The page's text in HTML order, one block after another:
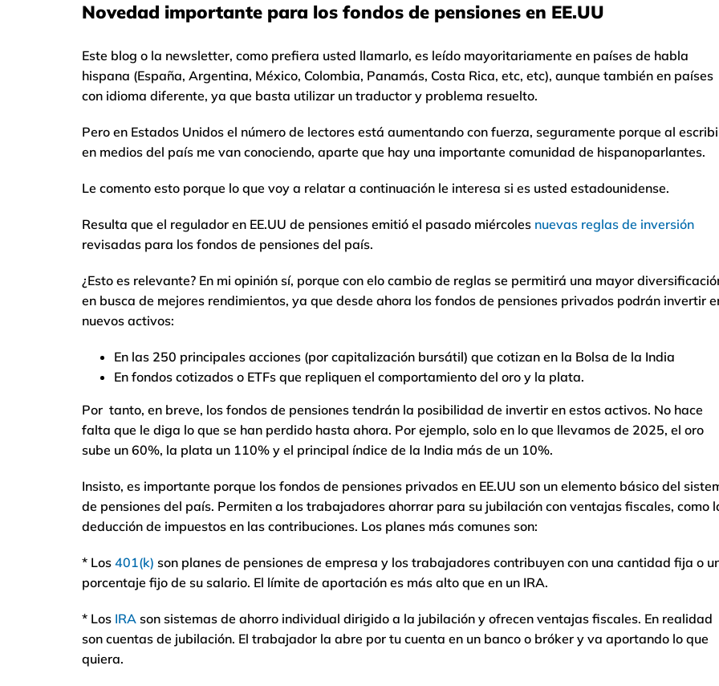
Novedad importante para los fondos de pensiones en EE.UU
Este blog o la newsletter, como prefiera usted llamarlo, es leído mayoritariamente en países de habla
hispana (España, Argentina, México, Colombia, Panamás, Costa Rica, etc, etc), aunque también en países
con idioma diferente, ya que basta utilizar un traductor y problema resuelto.
Pero en Estados Unidos el número de lectores está aumentando con fuerza, seguramente porque al
en medios del país me van conociendo, aparte que hay una importante comunidad de hispanoparlantes.
Le comento esto porque lo que voy a relatar a continuación le interesa si es usted estadounidense.
Resulta que el regulador en EE.UU de pensiones emitió el pasado miércoles nuevas reglas de inversión
revisadas para los fondos de pensiones del país.
¿Esto es relevante? En mi opinión sí, porque con elo cambio de reglas se permitirá una mayor
en busca de mejores rendimientos, ya que desde ahora los fondos de pensiones privados podrán invertir
nuevos activos:
En las 250 principales acciones (por capitalización bursátil) que cotizan en la Bolsa de la India
En fondos cotizados o ETFs que repliquen el comportamiento del oro y la plata.
Por tanto, en breve, los fondos de pensiones tendrán la posibilidad de invertir en estos activos. No hace
falta que le diga lo que se han perdido hasta ahora. Por ejemplo, solo en lo que llevamos de 2025, el oro
sube un 60%, la plata un 110% y el principal índice de la India más de un 10%.
Insisto, es importante porque los fondos de pensiones privados en EE.UU son un elemento básico del
de pensiones del país. Permiten a los trabajadores ahorrar para su jubilación con ventajas fiscales, como
deducción de impuestos en las contribuciones. Los planes más comunes son:
* Los 401(k) son planes de pensiones de empresa y los trabajadores contribuyen con una cantidad fija o
porcentaje fijo de su salario. El límite de aportación es más alto que en un IRA.
* Los IRA son sistemas de ahorro individual dirigido a la jubilación y ofrecen ventajas fiscales. En realidad
son cuentas de jubilación. El trabajador la abre por tu cuenta en un banco o bróker y va aportando lo que
quiera.